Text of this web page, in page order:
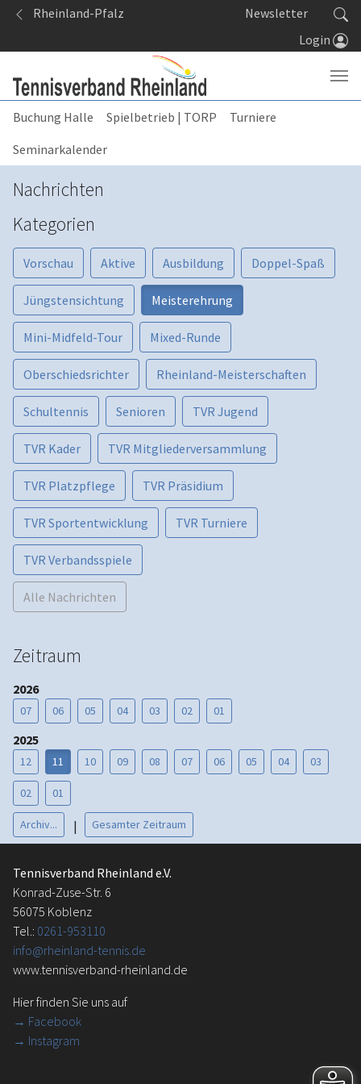
Springe zum Seiteninhalt
Rheinland-Pfalz
Newsletter
Login
Buchung Halle Spielbetrieb | TORP
Turniere
Seminarkalender
Nachrichten
Kategorien
Vorschau Aktive Ausbildung Doppel-Spaß
Jüngstensichtung Meisterehrung
Mini-Midfeld-Tour Mixed-Runde
Oberschiedsrichter Rheinland-Meisterschaften
Schultennis Senioren TVR Jugend
TVR Kader TVR Mitgliederversammlung
TVR Platzpflege TVR Präsidium
TVR Sportentwicklung TVR Turniere
TVR Verbandsspiele
Alle Nachrichten
Zeitraum
2026
07 06 05 04 03 02 01
2025
12 11 10 09 08 07 06 05 04 03
02 01
Archiv... | Gesamter Zeitraum
Tennisverband Rheinland e.V.
Konrad-Zuse-Str. 6
56075 Koblenz
Tel.: 0261-953110
info@rheinland-tennis.de
www.tennisverband-rheinland.de
Hier finden Sie uns auf
→ Facebook
→ Instagram